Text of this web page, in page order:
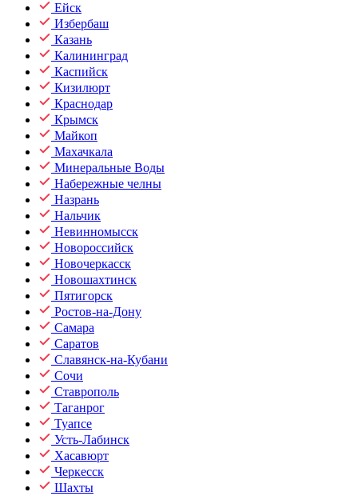
Ейск
Избербаш
Казань
Калининград
Каспийск
Кизилюрт
Краснодар
Крымск
Майкоп
Махачкала
Минеральные Воды
Набережные челны
Назрань
Нальчик
Невинномысск
Новороссийск
Новочеркасск
Новошахтинск
Пятигорск
Ростов-на-Дону
Самара
Саратов
Славянск-на-Кубани
Сочи
Ставрополь
Таганрог
Туапсе
Усть-Лабинск
Хасавюрт
Черкесск
Шахты